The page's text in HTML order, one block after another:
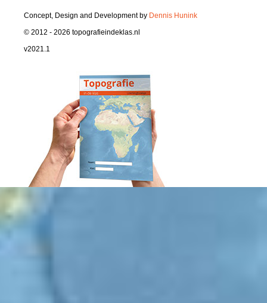
Concept, Design and Development by Dennis Hunink
© 2012 - 2026 topografieindeklas.nl
v2021.1